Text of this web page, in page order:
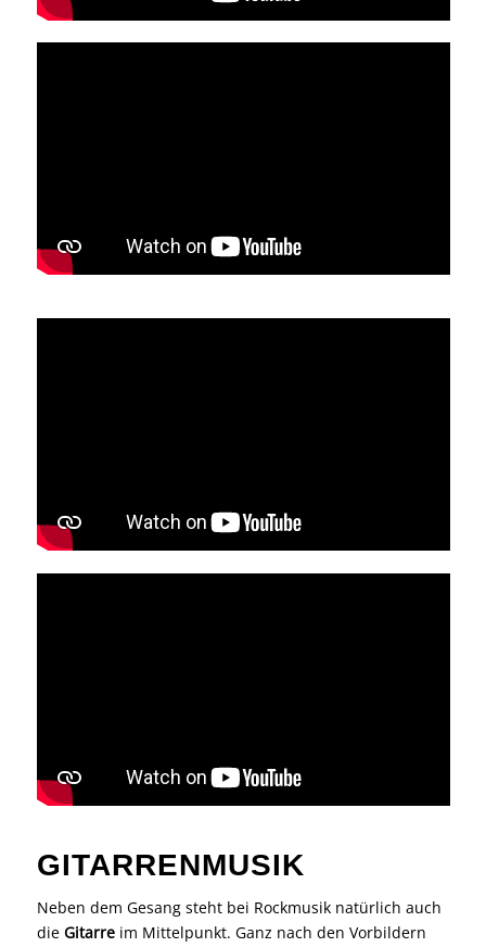
GITARRENMUSIK
Neben dem Gesang steht bei Rockmusik natürlich auch
die Gitarreim Mittelpunkt. Ganz nach den Vorbildern